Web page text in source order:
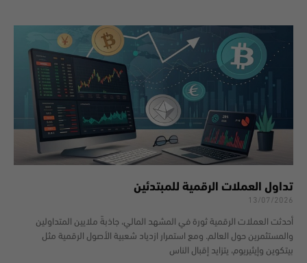
تداول العملات الرقمية للمبتدئين
13/07/2026
أحدثت العملات الرقمية ثورة في المشهد المالي، جاذبةً ملايين المتداولين
والمستثمرين حول العالم. ومع استمرار ازدياد شعبية الأصول الرقمية مثل
بيتكوين وإيثيريوم، يتزايد إقبال الناس